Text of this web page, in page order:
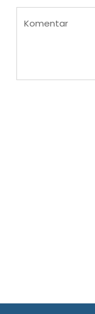
Komentar